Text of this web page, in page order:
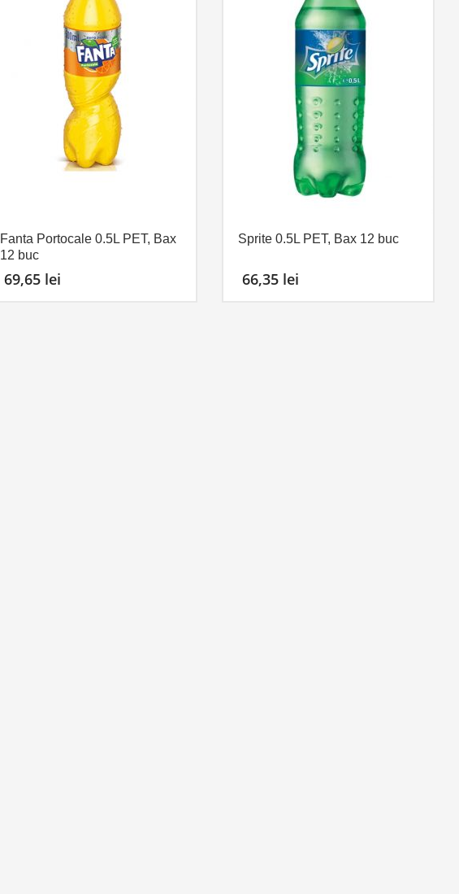
Fanta Portocale 0.5L PET, Bax
12 buc
69,65 lei
Sprite 0.5L PET, Bax 12 buc
66,35 lei